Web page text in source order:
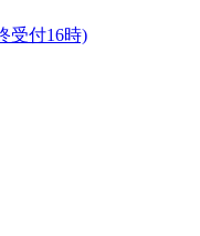
受付16時)